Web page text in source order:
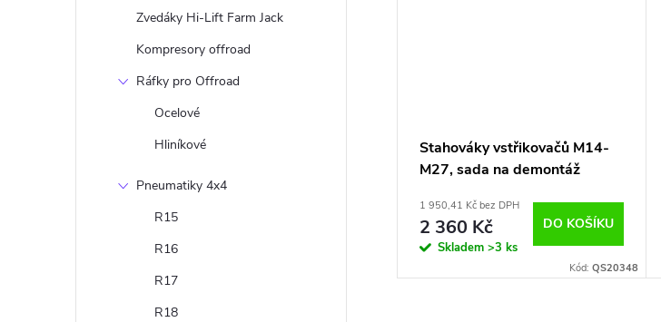
Zvedáky Hi-Lift Farm Jack
Kompresory offroad
Ráfky pro Offroad
Ocelové
Hliníkové
Pneumatiky 4x4
R15
R16
R17
R18
Stahováky vstřikovačů M14-
M27, sada na demontáž
kluzným kladivem, 14 ks
QS20348
1 950,41 Kč bez DPH
2 360 Kč
Skladem >3 ks
DO KOŠÍKU
Kód: QS20348